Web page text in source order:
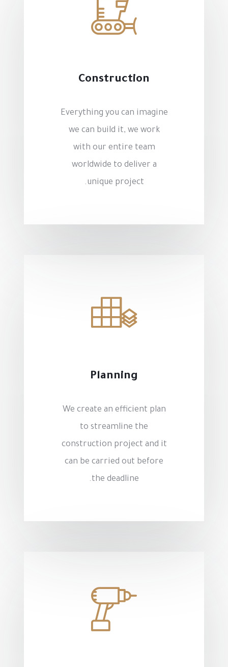
Construction
Everything you can imagine
we can build it, we work
with our entire team
worldwide to deliver a
unique project.
Planning
We create an efficient plan
to streamline the
construction project and it
can be carried out before
the deadline.